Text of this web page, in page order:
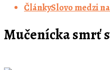
ČlánkySlovo medzi
Mučenícka smrť